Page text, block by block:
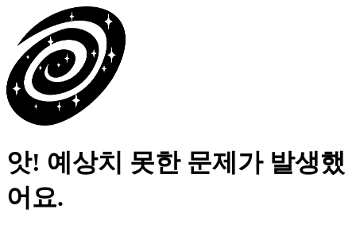
앗! 예상치 못한 문제가 발생했
어요.